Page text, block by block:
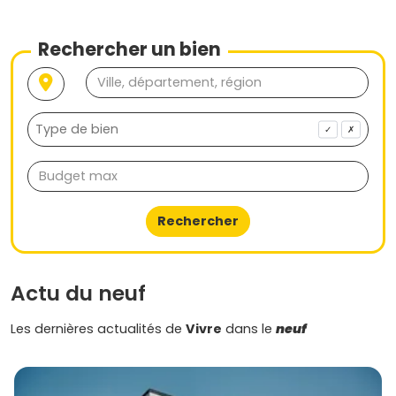
Rechercher un bien
✓ ✗
Rechercher
Actu du neuf
Les dernières actualités de Vivre dans le neuf